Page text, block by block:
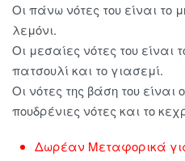
Οι πάνω νότες του είναι το
λεμόνι.
Οι μεσαίες νότες του είναι
πατσουλί και το γιασεμί.
Οι νότες της βάση του είναι
πουδρένιες νότες και το
Δωρέαν Μεταφορικά